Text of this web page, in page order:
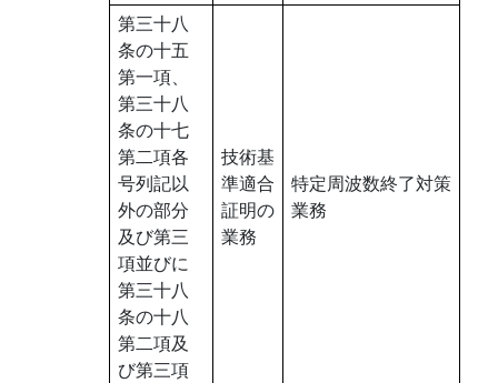
第三十八
条の十五
第一項、
第三十八
条の十七
第二項各
号列記以
外の部分
及び第三
項並びに
第三十八
条の十八
第二項及
び第三項
技術基
準適合
証明の
業務
特定周波数終了対策
業務